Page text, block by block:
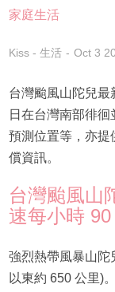
家庭生活
Kiss - 生活 Oct 3
台灣颱風山陀兒最
日在台灣南部徘徊
預測位置等，亦提
償資訊。
台灣颱風山
速每小時 90
強烈熱帶風暴山陀
以東約 650 公里)